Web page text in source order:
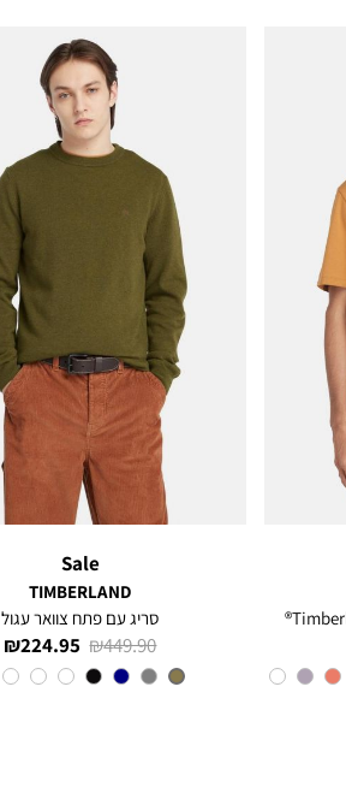
Sale
TIMBERLAND
סריג עם פתח צוואר עגול
מחיר
מוצר
224.95 ₪
מחיר
רגיל
449.90 ₪
צבע
OLIVE